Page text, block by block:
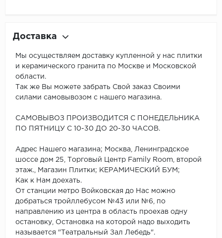
Доставка
Мы осуществляем доставку купленной у нас плитки
и керамического гранита по Москве и Московской
области.
Так же Вы можете забрать Свой заказ Своими
силами самовывозом с нашего магазина.
САМОВЫВОЗ ПРОИЗВОДИТСЯ С ПОНЕДЕЛЬНИКА
ПО ПЯТНИЦУ С 10-30 ДО 20-30 ЧАСОВ.
Адрес Нашего магазина; Москва, Ленинградское
шоссе дом 25, Торговый Центр Family Room, второй
этаж., Магазин Плитки; КЕРАМИЧЕСКИЙ БУМ;
Как к Нам доехать.
От станции метро Войковская до Нас можно
добраться тройллебусом №43 или №6, по
направлению из центра в область проехав одну
остановку, Остановка на которой надо выходить
называется "Театральный Зал Лебедь".